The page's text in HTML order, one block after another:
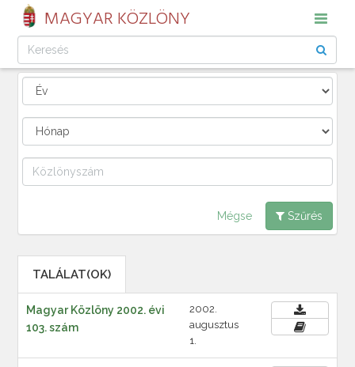
MAGYAR KÖZLÖNY
Mégse Szűrés
TALÁLAT(OK)
Magyar Közlöny 2002. évi
103. szám
2002.
augusztus
1.